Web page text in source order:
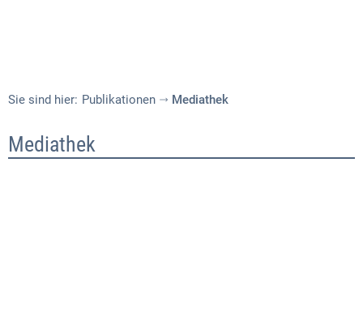
Sie sind hier: Publikationen Mediathek
Mediathek
Mediathek